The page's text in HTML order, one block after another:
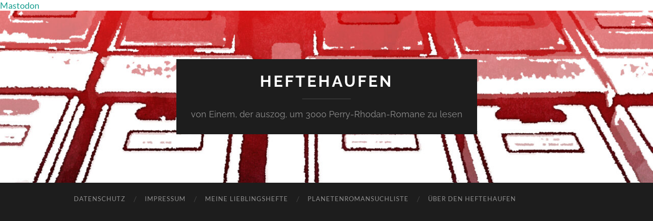
Mastodon
HEFTEHAUFEN
von Einem, der auszog, um 3000 Perry-Rhodan-Romane zu lesen
DATENSCHUTZ IMPRESSUM MEINE LIEBLINGSHEFTE PLANETENROMANSUCHLISTE ÜBER DEN HEFTEHAUFEN